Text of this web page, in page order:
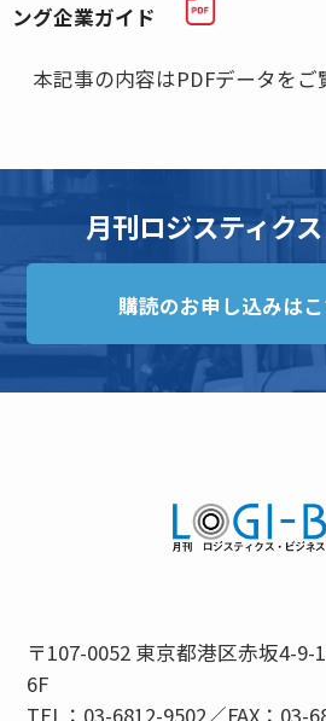
ング企業ガイド
本記事の内容はPDFデータをご
月刊ロジスティク
購読のお申し込みは
〒107-0052 東京都港区赤坂4-9-
6F
TEL：03-6812-9502／FAX：03-